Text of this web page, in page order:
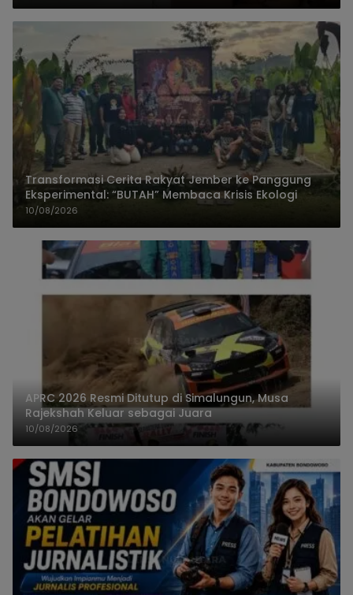
Transformasi Cerita Rakyat Jember ke Panggung
Eksperimental: “BUTAH” Membaca Krisis Ekologi
10/08/2026
APRC 2026 Resmi Ditutup di Simalungun, Musa
Rajekshah Keluar sebagai Juara
10/08/2026